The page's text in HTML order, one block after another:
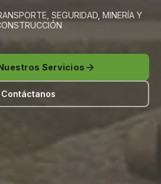
SEGURIDAD, MINERÍA Y
Servicios
Contáctanos